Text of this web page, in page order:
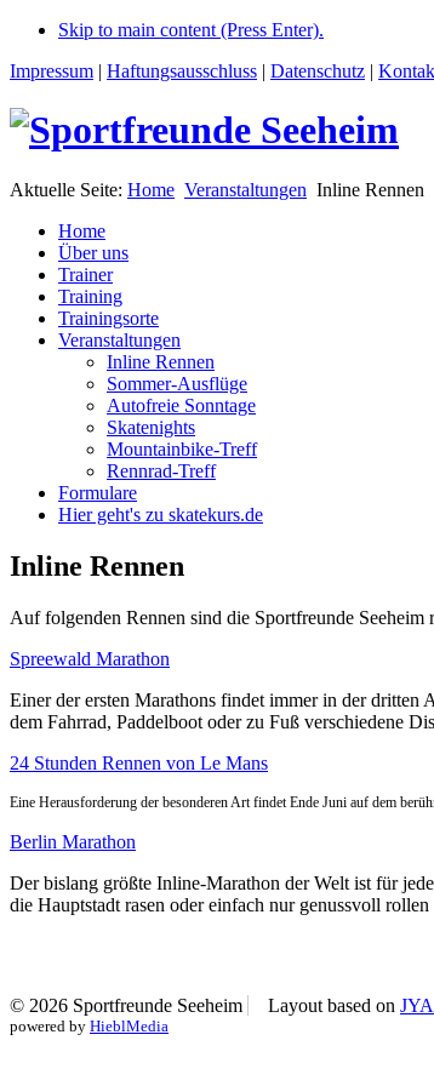
Skip to main content (Press Enter).
Impressum | Haftungsausschluss | Datenschutz |
Aktuelle Seite: Home Veranstaltungen Inline Rennen
Home
Über uns
Trainer
Training
Trainingsorte
Veranstaltungen
Inline Rennen
Sommer-Ausflüge
Autofreie Sonntage
Skatenights
Mountainbike-Treff
Rennrad-Treff
Formulare
Hier geht's zu skatekurs.de
Inline Rennen
Auf folgenden Rennen sind die Sportfreunde Seeheim
Spreewald Marathon
Einer der ersten Marathons findet immer in der dritten
dem Fahrrad, Paddelboot oder zu Fuß verschiedene
24 Stunden Rennen von Le Mans
Eine Herausforderung der besonderen Art findet Ende Juni auf dem
Berlin Marathon
Der bislang größte Inline-Marathon der Welt ist für
die Hauptstadt rasen oder einfach nur genussvoll
© 2026 Sportfreunde Seeheim Layout based on
powered by HieblMedia